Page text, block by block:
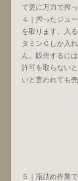
て更に万力で搾っ
４｜搾ったジュ
を取ります。入
タミンＣしか入
ん。販売するに
許可を取らない
いと言われても
５｜瓶詰め作業